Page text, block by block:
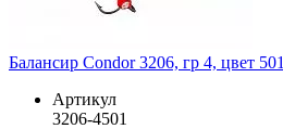
Балансир Condor 3206, гр 4, цвет 501
Артикул
3206-4501